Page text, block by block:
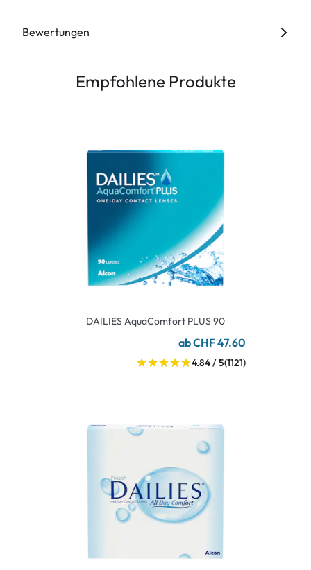
Bewertungen
Empfohlene Produkte
DAILIES AquaComfort PLUS 90
ab CHF 47.60
4.84 / 5(1121)